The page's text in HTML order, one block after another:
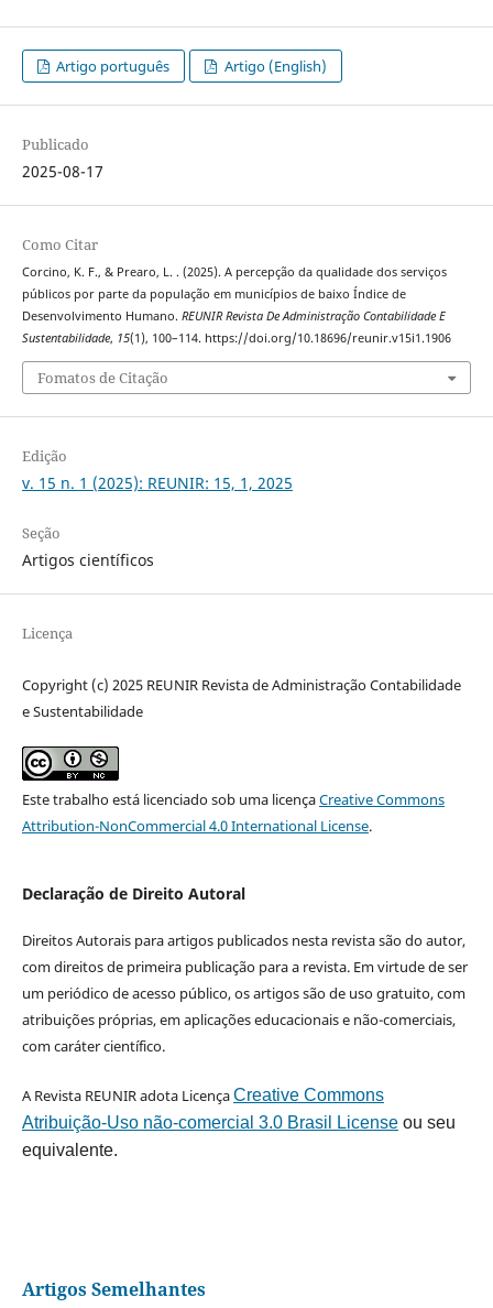
Artigo português Artigo (English)
Publicado
2025-08-17
Como Citar
Corcino, K. F., & Prearo, L. . (2025). A percepção da qualidade dos serviços
públicos por parte da população em municípios de baixo Índice de
Desenvolvimento Humano. REUNIR Revista De Administração Contabilidade E
Sustentabilidade, 15(1), 100–114. https://doi.org/10.18696/reunir.v15i1.1906
Fomatos de Citação
Edição
v. 15 n. 1 (2025): REUNIR: 15, 1, 2025
Seção
Artigos científicos
Licença
Copyright (c) 2025 REUNIR Revista de Administração Contabilidade
e Sustentabilidade
Este trabalho está licenciado sob uma licençaCreative Commons
Attribution-NonCommercial 4.0 International License.
Declaração de Direito Autoral
Direitos Autorais para artigos publicados nesta revista são do autor,
com direitos de primeira publicação para a revista. Em virtude de ser
um periódico de acesso público, os artigos são de uso gratuito, com
atribuições próprias, em aplicações educacionais e não-comerciais,
com caráter científico.
A Revista REUNIR adota LicençaCreative Commons
Atribuição-Uso não-comercial 3.0 Brasil Licenseou seu
equivalente.
Artigos Semelhantes